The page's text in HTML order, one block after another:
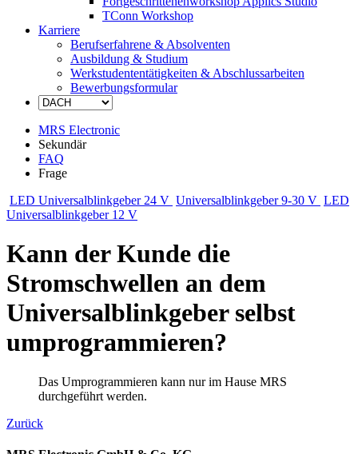
TConn Workshop
Karriere
Berufserfahrene & Absolventen
Ausbildung & Studium
Werkstudententätigkeiten & Abschlussarbeiten
Bewerbungsformular
MRS Electronic
Sekundär
FAQ
Frage
LED Universalblinkgeber 24 V Universalblinkgeber 9-30 V LED
Universalblinkgeber 12 V
Kann der Kunde die
Stromschwellen an dem
Universalblinkgeber selbst
umprogrammieren?
Das Umprogrammieren kann nur im Hause MRS
durchgeführt werden.
Zurück